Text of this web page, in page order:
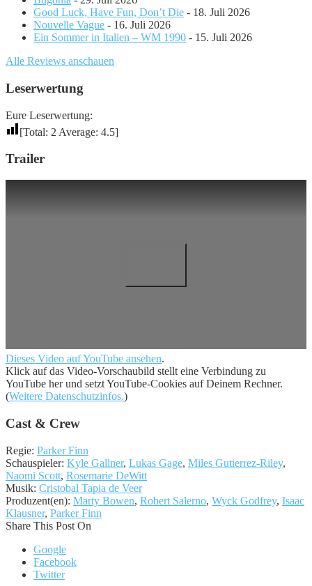
Good Luck, Have Fun, Don’t Die - 18. Juli 2026
Nouvelle Vague - 16. Juli 2026
Ein Sommer in Italien – WM 1990 - 15. Juli 2026
Alle Reviews anschauen
Leserwertung
Eure Leserwertung:
[Total: 2 Average: 4.5]
Trailer
Dieses Video auf YouTube ansehen.
Klick auf das Video-Vorschaubild stellt eine Verbindung zu
YouTube her und setzt YouTube-Cookies auf Deinem Rechner.
(Weitere Datenschutzinfos.)
Cast & Crew
Regie: Parker Finn
Schauspieler: Kyle Gallner, Lukas Gage, Miles Gutierrez-Riley,
Naomi Scott, Rosemarie DeWitt
Musik: Cristobal Tapia de Veer
Produzent(en): Marty Bowen, Robert Salerno, Wyck Godfrey, Isaac
Klausner, Parker Finn
Share This Post On
Google
Facebook
Twitter